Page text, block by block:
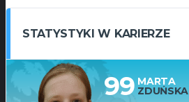
STATYSTYKI W KARIERZE
99 MARTA
ZDUŃSKA